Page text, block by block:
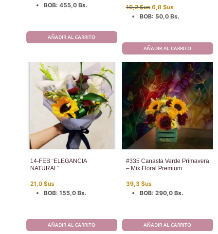
BOB: 455,0 Bs.
AÑADIR AL CARRITO
10,2$us El
precio
original
6,8 $us
actual
BOB: 50,0 Bs.
AÑADIR AL CARRITO
14-FEB ¨ELEGANCIA
NATURAL¨
21,0 $us
BOB: 155,0 Bs.
AÑADIR AL CARRITO
#335 Canasta Verde Primavera
– Mix Floral Premium
39,3 $us
BOB: 290,0 Bs.
AÑADIR AL CARRITO